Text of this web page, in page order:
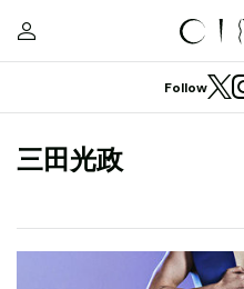
Follow
三田光政